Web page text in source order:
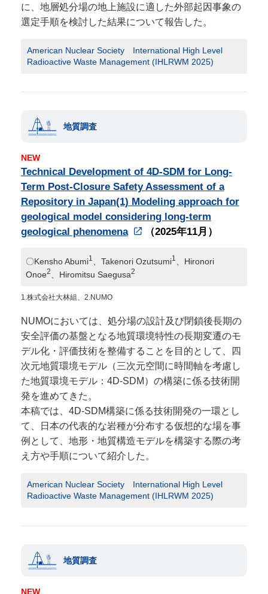
に、地層処分場の地上施設に適した外部起因事象の
選定手順を検討した結果について報告した。
American Nuclear Society International High Level
Radioactive Waste Management (IHLRWM 2025)
地質調査
NEW
Technical Development of 4D-SDM for Long-
Term Post-Closure Safety Assessment of a
Repository in Japan(1) Modeling approach for
geological model considering long-term
geological phenomena
（2025年11月）
〇Kensho Abumi1 、Takenori Ozutsumi1
、Hironori
Onoe2 、Hiromitsu Saegusa2
1.株式会社大林組、2.NUMO
NUMOにおいては、処分場の設計及び閉鎖後長期の
安全評価の基盤となる地質環境特性の長期変遷のモ
デル化・評価技術を整備することを目的として、四
次元地質環境モデル（三次元空間に時間軸を考慮し
た地質環境モデル：4D-SDM）の構築に係る技術開
発を進めてきた。
本稿では、4D-SDM構築に係る技術開発の一環とし
て、日本の代表的な岩種が分布する仮想的な場を事
例として、地形・地質構造モデルを構築する際の考
え方や手順について紹介した。
American Nuclear Society International High Level
Radioactive Waste Management (IHLRWM 2025)
地質調査
NEW